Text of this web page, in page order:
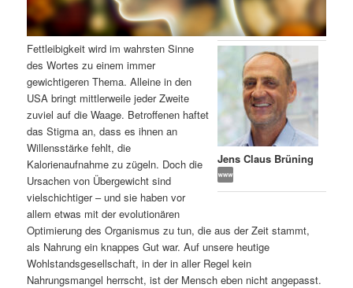
n
a
l
t
s
p
r
n
n
h
a
l
t
s
Jens Claus Brüning
Fettleibigkeit wird im wahrsten Sinne
des Wortes zu einem immer
gewichtigeren Thema. Alleine in den
USA bringt mittlerweile jeder Zweite
zuviel auf die Waage. Betroffenen haftet
das Stigma an, dass es ihnen an
Willensstärke fehlt, die
Kalorienaufnahme zu zügeln. Doch die
Ursachen von Übergewicht sind
vielschichtiger – und sie haben vor
allem etwas mit der evolutionären
Optimierung des Organismus zu tun, die aus der Zeit stammt,
als Nahrung ein knappes Gut war. Auf unsere heutige
Wohlstandsgesellschaft, in der in aller Regel kein
Nahrungsmangel herrscht, ist der Mensch eben nicht angepasst.